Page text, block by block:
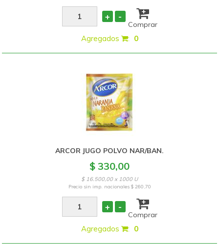
+ -
Comprar
Agregados : 0
ARCOR JUGO POLVO NAR/BAN.
$ 330,00
$ 16.500,00 x 1000 U
Precio sin imp. nacionales $ 260,70
+ -
Comprar
Agregados : 0